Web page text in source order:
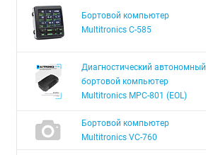
Бортовой компьютер
Multitronics С-585
Диагностический автономный
бортовой компьютер
Multitronics MPC-801 (EOL)
Бортовой компьютер
Multitronics VC-760